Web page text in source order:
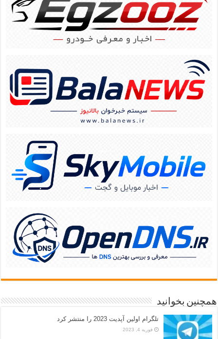
همچنین بخوانید
تلگرام اولین آپدیت 2023 را منتشر کرد
فوریه 4, 2023